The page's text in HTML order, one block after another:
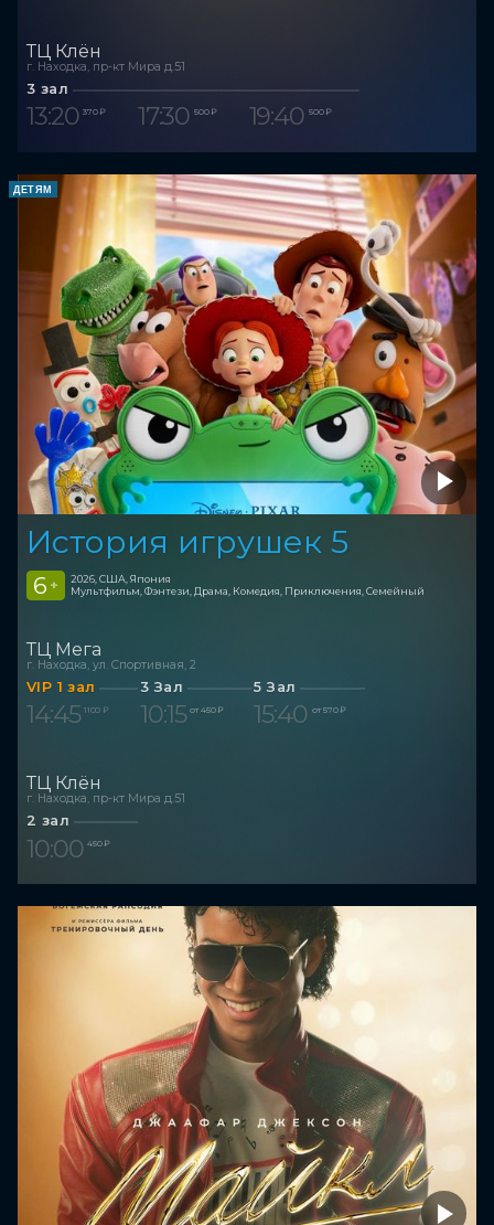
ТЦ Клён
г. Находка, пр-кт Мира д.51
3 зал
13:20 370 ₽ 17:30 500 ₽ 19:40 500 ₽
ДЕТЯМ
История игрушек 5
6 +
2026, США, Япония
Мультфильм, Фэнтези, Драма, Комедия, Приключения, Семейный
ТЦ Мега
г. Находка, ул. Спортивная, 2
VIP 1 зал
14:45 1 100 ₽
3 Зал
10:15 от 450 ₽
5 Зал
15:40 от 570 ₽
ТЦ Клён
г. Находка, пр-кт Мира д.51
2 зал
10:00 450 ₽